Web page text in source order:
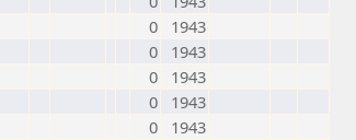
0
1943
0
1943
0
1943
0
1943
0
1943